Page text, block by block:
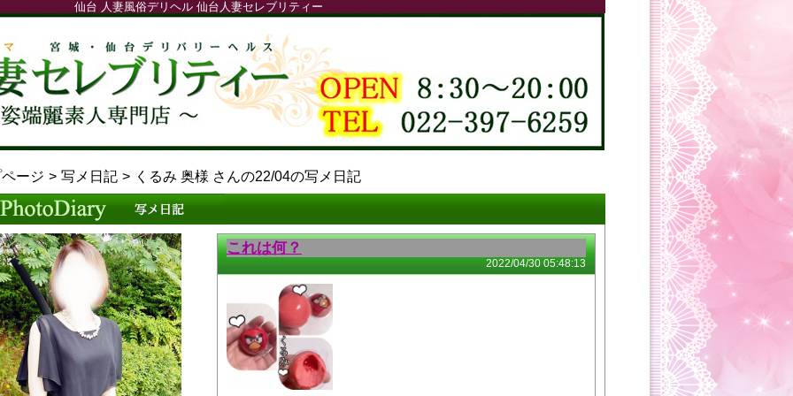
仙台 人妻風俗デリヘル 仙台人妻セレブリティー
ージ 写メ日記 くるみ 奥様 さんの22/04の写メ日記
これは何？
2022/04/30 05:48:13